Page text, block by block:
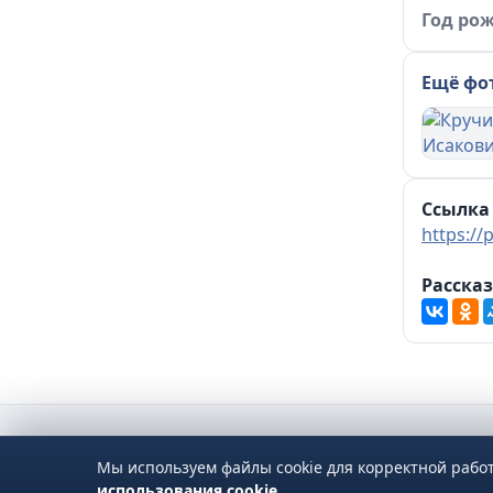
Год
Ещё
Ссылка
https://
Мы используем файлы cookie для корректной